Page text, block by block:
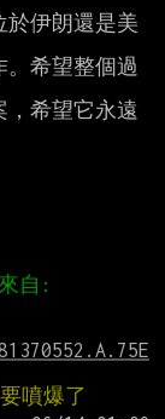
於伊朗還是美
。希望整個過
，希望它永遠
自:
噴爆了